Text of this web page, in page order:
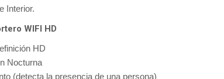
Interior.
WIFI HD
HD
Nocturna
(detecta la presencia de una persona)